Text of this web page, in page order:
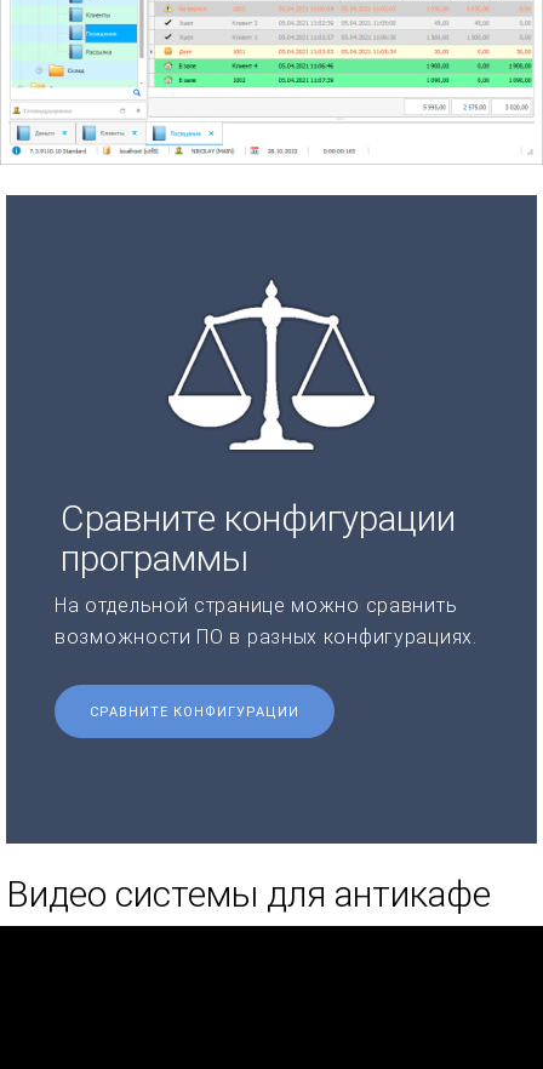
Сравните конфигурации
программы
На отдельной странице можно сравнить
возможности ПО в разных конфигурациях.
СРАВНИТЕ КОНФИГУРАЦИИ
Видео системы для антикафе